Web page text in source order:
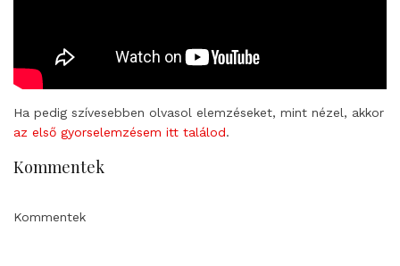
Ha pedig szívesebben olvasol elemzéseket, mint nézel, akkor
az első gyorselemzésem itt találod.
Kommentek
Kommentek